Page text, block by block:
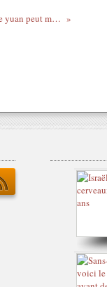
Réussir là où Kadhafi a échoué : un expert soutient que le yuan peut mettre fin au pétrodollar